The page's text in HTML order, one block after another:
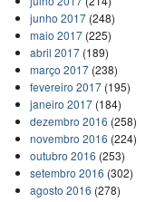
junho 2017(248)
maio 2017(225)
abril 2017(189)
março 2017(238)
fevereiro 2017(195)
janeiro 2017(184)
dezembro 2016 (258)
novembro 2016 (224)
outubro 2016 (253)
setembro 2016 (302)
agosto 2016 (278)